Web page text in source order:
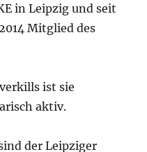
in Leipzig und seit
Mitglied des
ist sie
aktiv.
der Leipziger